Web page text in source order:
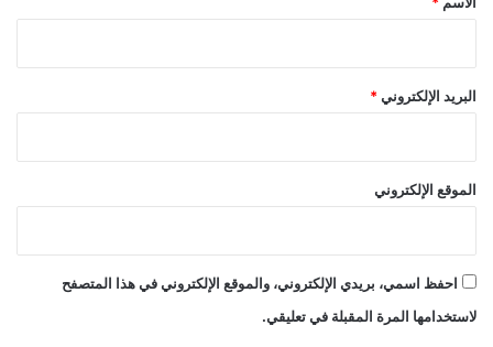
البريد الإلكتروني *
الموقع الإلكتروني
احفظ اسمي، بريدي الإلكتروني، والموقع الإلكتروني في هذا المتصفح
لاستخدامها المرة المقبلة في تعليقي.